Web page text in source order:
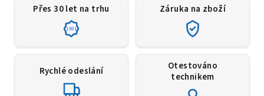
Přes 30 let na trhu
1991
Záruka na zboží
Rychlé odeslání
Otestováno
technikem